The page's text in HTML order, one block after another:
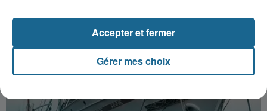
Gérer mes choix
Accepter et fermer